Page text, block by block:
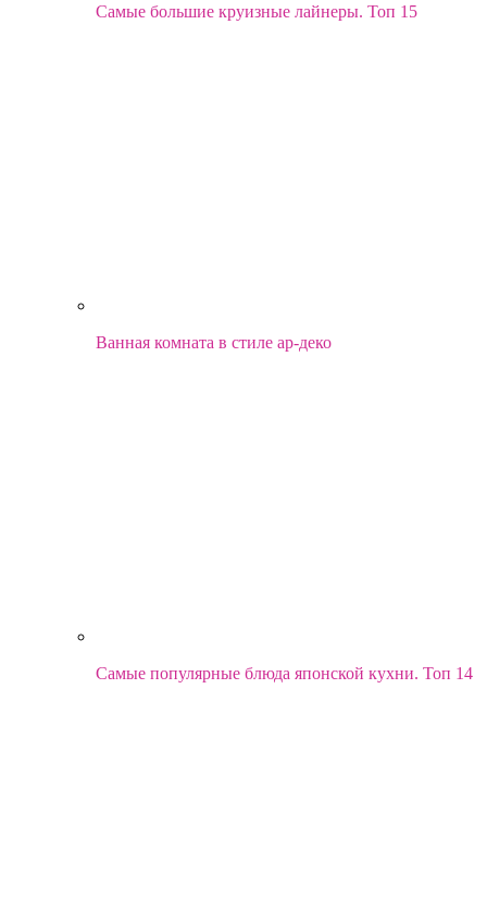
Самые большие круизные лайнеры. Топ 15
Ванная комната в стиле ар-деко
Самые популярные блюда японской кухни. Топ 14